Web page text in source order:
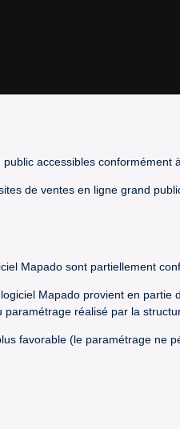
accessibles conformément
de ventes en ligne grand
Mapado sont partiellement
Mapado provient en
réalisé par la
favorable (le paramétrage ne